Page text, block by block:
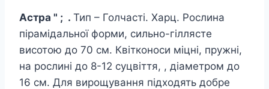
Астра " ; . Тип – Голчасті. Харц. Рослина
пірамідальної форми, сильно-гіллясте
висотою до 70 см. Квітконоси міцні, пружні,
на рослині до 8-12 суцвіття, , діаметром до
16 см. Для вирощування підходять добре